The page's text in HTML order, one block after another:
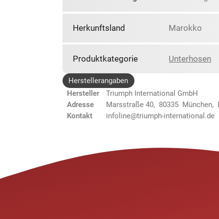
Herkunftsland Marokko
Produktkategorie Unterhosen
Herstellerangaben
Hersteller
Triumph International GmbH
Adresse
Marsstraße 40, 80335 München,
Kontakt
infoline@triumph-international.de